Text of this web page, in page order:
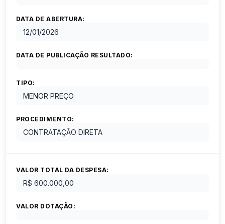
DATA DE ABERTURA:
12/01/2026
DATA DE PUBLICAÇÃO RESULTADO:
TIPO:
MENOR PREÇO
PROCEDIMENTO:
CONTRATAÇÃO DIRETA
VALOR TOTAL DA DESPESA:
R$ 600.000,00
VALOR DOTAÇÃO: